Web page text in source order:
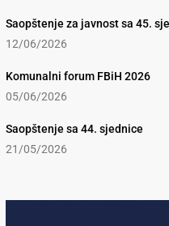
Saopštenje za javnost sa 45.
12/06/2026
Komunalni forum FBiH 2026
05/06/2026
Saopštenje sa 44. sjednice
21/05/2026